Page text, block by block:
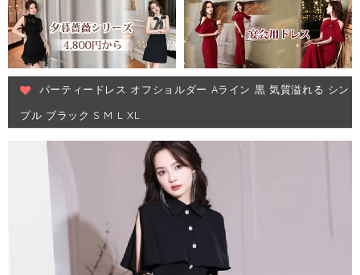
パーティードレス オフショルダー Aライン 黒 気質溢れる シン
プル ブラック S M L XL